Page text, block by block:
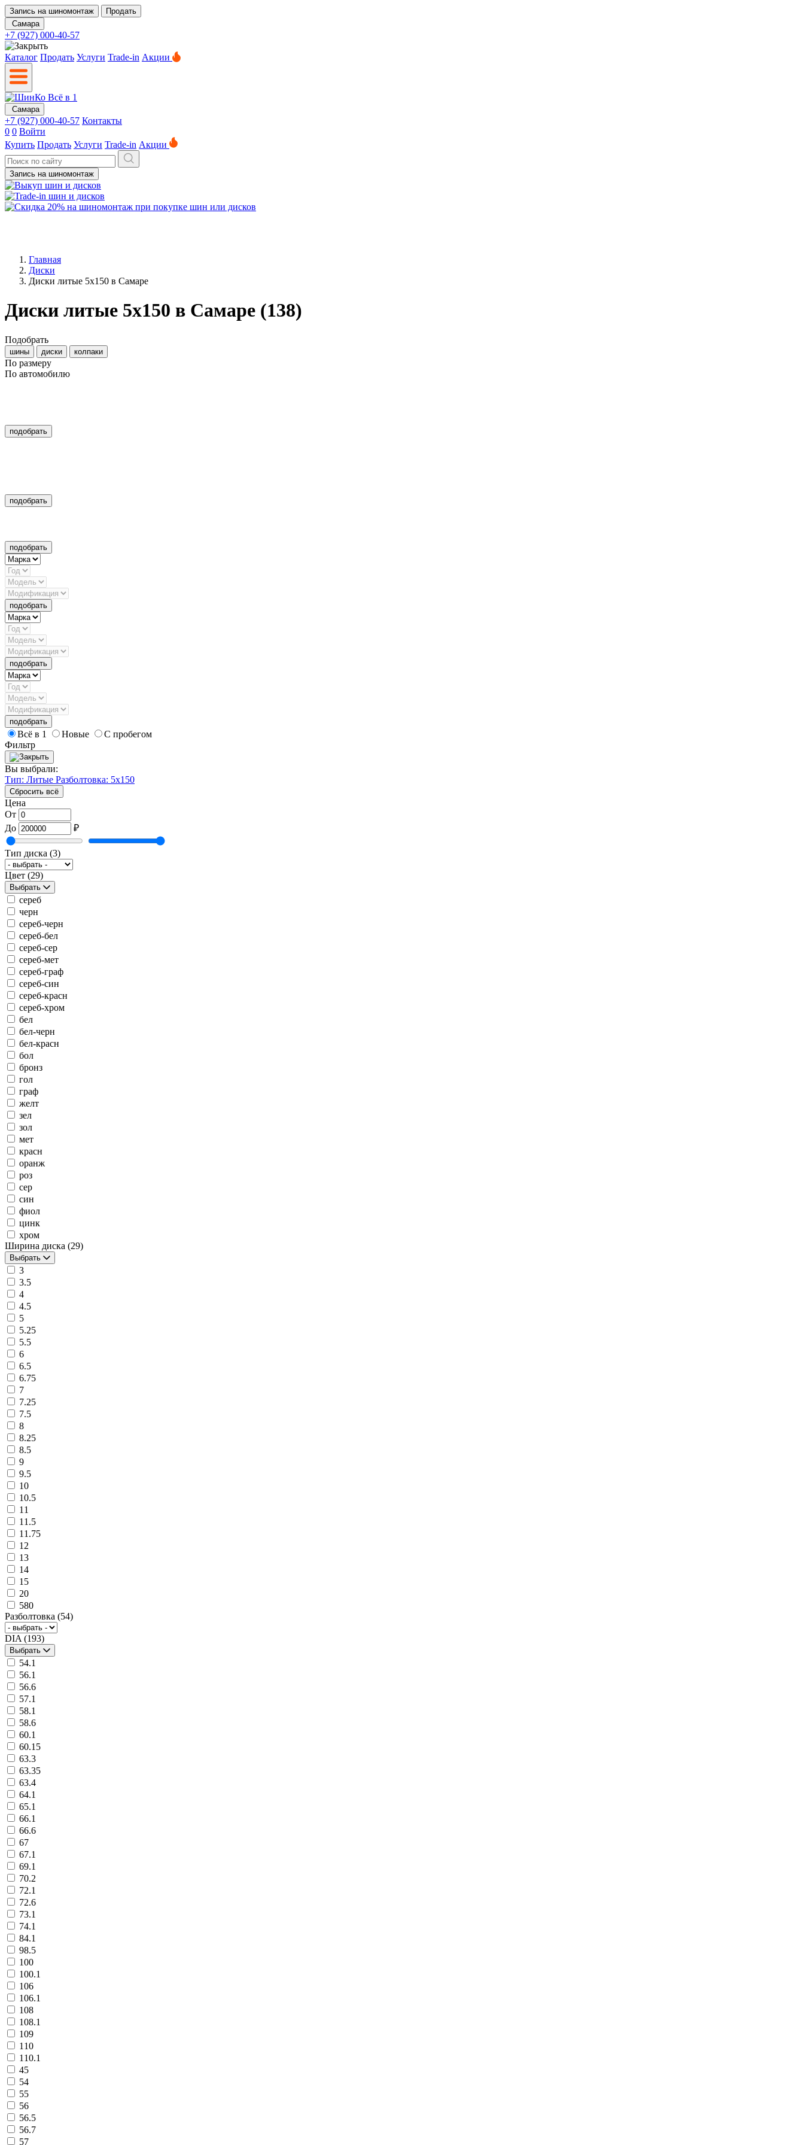
Запись на шиномонтаж
Продать
Самара
+7 (927) 000-40-57
Каталог Продать Услуги Trade-in Акции
Самара
+7 (927) 000-40-57 Контакты
0 0 Войти
Купить Продать Услуги Trade-in Акции
Запись на шиномонтаж
Главная
Диски
Диски литые 5x150 в Самаре
Диски литые 5x150 в Самаре (138)
Подобрать
шины диски колпаки
По размеру
По автомобилю
подобрать
подобрать
подобрать
подобрать
подобрать
подобрать
Всё в 1 Новые
С пробегом
Фильтр
Вы выбрали:
Тип: Литые Разболтовка: 5x150
Сбросить всё
Цена
От
До
₽
Тип диска (3)
Цвет (29)
Выбрать
сереб
черн
сереб-черн
сереб-бел
сереб-сер
сереб-мет
сереб-граф
сереб-син
сереб-красн
сереб-хром
бел
бел-черн
бел-красн
бол
бронз
гол
граф
желт
зел
зол
мет
красн
оранж
роз
сер
син
фиол
цинк
хром
Ширина диска (29)
Выбрать
3
3.5
4
4.5
5
5.25
5.5
6
6.5
6.75
7
7.25
7.5
8
8.25
8.5
9
9.5
10
10.5
11
11.5
11.75
12
13
14
15
20
580
Разболтовка (54)
DIA (193)
Выбрать
54.1
56.1
56.6
57.1
58.1
58.6
60.1
60.15
63.3
63.35
63.4
64.1
65.1
66.1
66.6
67
67.1
69.1
70.2
72.1
72.6
73.1
74.1
84.1
98.5
100
100.1
106
106.1
108
108.1
109
110
110.1
45
54
55
56
56.5
56.7
57